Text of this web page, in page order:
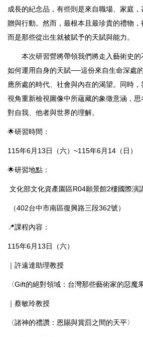
成長的紀念品，有些則是來自職場、家庭
贈與行動。然而，最根本且最珍貴的禮物，
而是那些從出生就被賦予的天賦與能力。
本次研習營將帶領我們將走入藝術史的
如何運用自身的天賦──這份來自生命深處
應所處的時代、社會與內在的渴望。同時
視角重新檢視圖像中所蘊藏的象徵意涵，
對自我、他者與世界的理解。
🌟研習時間：
115年6月13日（六）~115年6月14（日）
🌟研習地點：
文化部文化資產園區R04願景館2樓國際演
（402台中市南區復興路三段362號）
📍課程內容：
115年6月13日（六）
｜許遠達助理教授
〈Gift的絕對領域：台灣那些藝術家的惡魔
｜蔡敏玲教授
〈諸神的禮讚：恩賜與賞罰之間的天平〉